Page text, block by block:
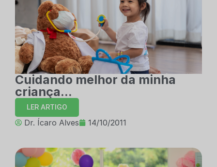
Cuidando melhor da minha
criança…
LER ARTIGO
Dr. Ícaro Alves 14/10/2011